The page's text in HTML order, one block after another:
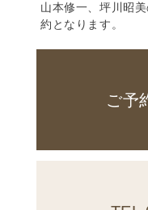
山本修一、坪川昭
約となります。
ご予